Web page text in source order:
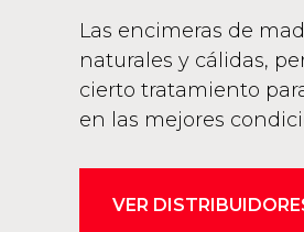
Las encimeras de
naturales y cálidas,
cierto tratamiento
en las mejores
VER